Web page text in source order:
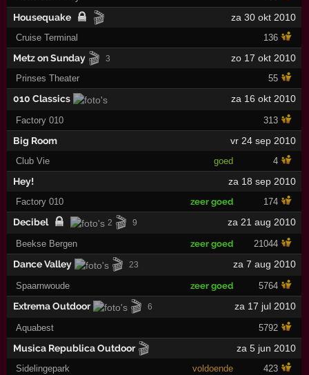
Housequake 🎬 za 30 okt 2010
Cruise Terminal 136
Metz on Sunday 🎬 3 zo 17 okt 2010
Prinses Theater 55
010 Classics za 16 okt 2010
Factory 010 313
Big Room vr 24 sep 2010
Club Vie goed 4
Hey! za 18 sep 2010
Factory 010 zeer goed 174
Decibel 2 🎬 9 za 21 aug 2010
Beekse Bergen zeer goed 21044
Dance Valley 🎬 23 za 7 aug 2010
Spaarnwoude zeer goed 5764
Extrema Outdoor 🎬 6 za 17 jul 2010
Aquabest 5792
Musica Republica Outdoor 🎬 za 5 jun 2010
Sidelingepark voldoende 423